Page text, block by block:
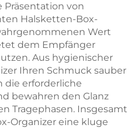
Präsentation von
Halsketten-Box-
Wert
dem Empfänger
Aus hygienischer
Ihren Schmuck sauber
die erforderliche
bewahren den Glanz
Tragephasen. Insgesamt
Organizer eine kluge